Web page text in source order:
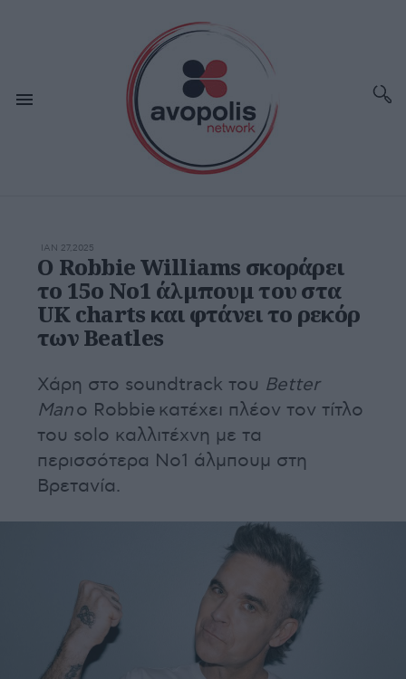
ΙΑΝ 27,2025
O Robbie Williams σκοράρει
το 15ο Νο1 άλμπουμ του στα
UK charts και φτάνει το ρεκόρ
των Beatles
Χάρη στο soundtrack του Better
Manο Robbie κατέχει πλέον τον τίτλο
του solo καλλιτέχνη με τα
περισσότερα Νο1 άλμπουμ στη
Βρετανία.